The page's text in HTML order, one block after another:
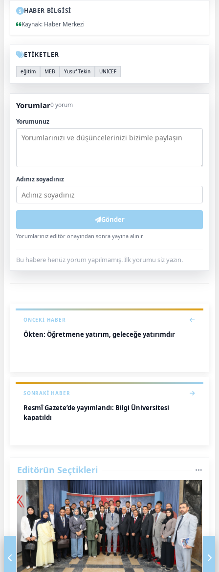
HABER BİLGİSİ
Kaynak: Haber Merkezi
ETİKETLER
eğitim MEB Yusuf Tekin UNICEF
Yorumlar0 yorum
Yorumunuz
Adınız soyadınız
Gönder
Yorumlarınız editör onayından sonra yayına alınır.
Bu habere henüz yorum yapılmamış. İlk yorumu siz yazın.
ÖNCEKI HABER
Ökten: Öğretmene yatırım, geleceğe yatırımdır
SONRAKI HABER
Resmî Gazete’de yayımlandı: Bilgi Üniversitesi
kapatıldı
Editörün Seçtikleri